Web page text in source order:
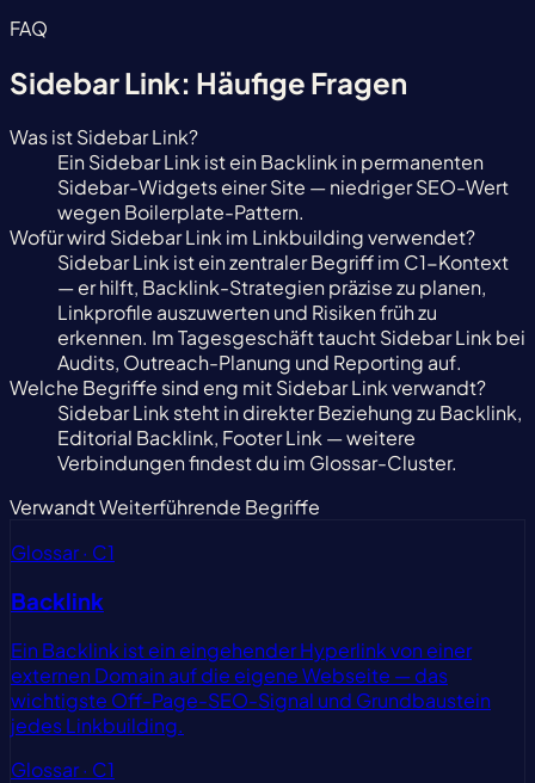
FAQ
Sidebar Link: Häufige Fragen
Was ist Sidebar Link?
Ein Sidebar Link ist ein Backlink in permanenten
Sidebar-Widgets einer Site — niedriger SEO-Wert
wegen Boilerplate-Pattern.
Wofür wird Sidebar Link im Linkbuilding verwendet?
Sidebar Link ist ein zentraler Begriff im C1-Kontext
— er hilft, Backlink-Strategien präzise zu planen,
Linkprofile auszuwerten und Risiken früh zu
erkennen. Im Tagesgeschäft taucht Sidebar Link bei
Audits, Outreach-Planung und Reporting auf.
Welche Begriffe sind eng mit Sidebar Link verwandt?
Sidebar Link steht in direkter Beziehung zu Backlink,
Editorial Backlink, Footer Link — weitere
Verbindungen findest du im Glossar-Cluster.
VerwandtWeiterführende Begriffe
Glossar · C1
Backlink
Ein Backlink ist ein eingehender Hyperlink von einer
externen Domain auf die eigene Webseite — das
wichtigste Off-Page-SEO-Signal und Grundbaustein
jedes Linkbuilding.
Glossar · C1